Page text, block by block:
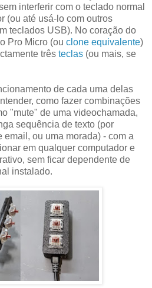
interferir com o teclado normal
(ou até usá-lo com outros
teclados USB). No coração do
Pro Micro (ou clone equivalente)
três teclas (ou mais, se
de cada uma delas
como fazer combinações
"mute" de uma videochamada,
sequência de texto (por
ou uma morada) - com a
em qualquer computador e
sem ficar dependente de
instalado.